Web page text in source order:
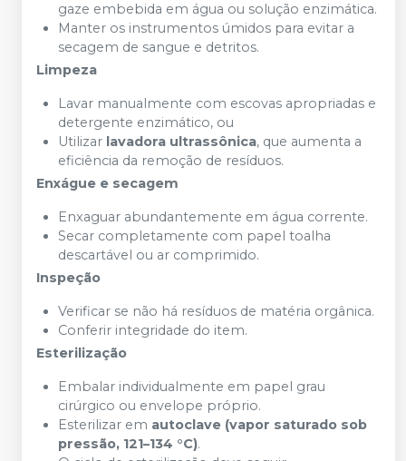
gaze embebida em água ou solução enzimática.
Manter os instrumentos úmidos para evitar a
secagem de sangue e detritos.
Limpeza
Lavar manualmente com escovas apropriadas e
detergente enzimático, ou
Utilizar lavadora ultrassônica, que aumenta a
eficiência da remoção de resíduos.
Enxágue e secagem
Enxaguar abundantemente em água corrente.
Secar completamente com papel toalha
descartável ou ar comprimido.
Inspeção
Verificar se não há resíduos de matéria orgânica.
Conferir integridade do item.
Esterilização
Embalar individualmente em papel grau
cirúrgico ou envelope próprio.
Esterilizar em autoclave (vapor saturado sob
pressão, 121–134 °C).